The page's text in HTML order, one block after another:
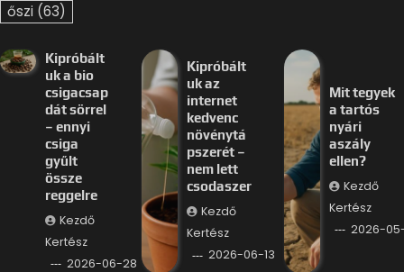
őszi (63)
Kipróbált
uk a bio
csigacsap
dát sörrel
– ennyi
csiga
gyűlt
össze
reggelre
Kezdő
Kertész
2026-06-28
Kipróbált
uk az
internet
kedvenc
növénytá
pszerét –
nem lett
csodaszer
Kezdő
Kertész
2026-06-13
Mit tegyek
a tartós
nyári
aszály
ellen?
Kezdő
Kertész
2026-